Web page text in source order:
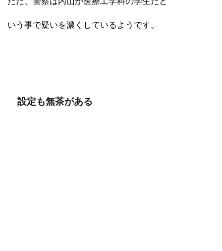
いう事で疑いを濃くしているようです。
設定も無茶がある